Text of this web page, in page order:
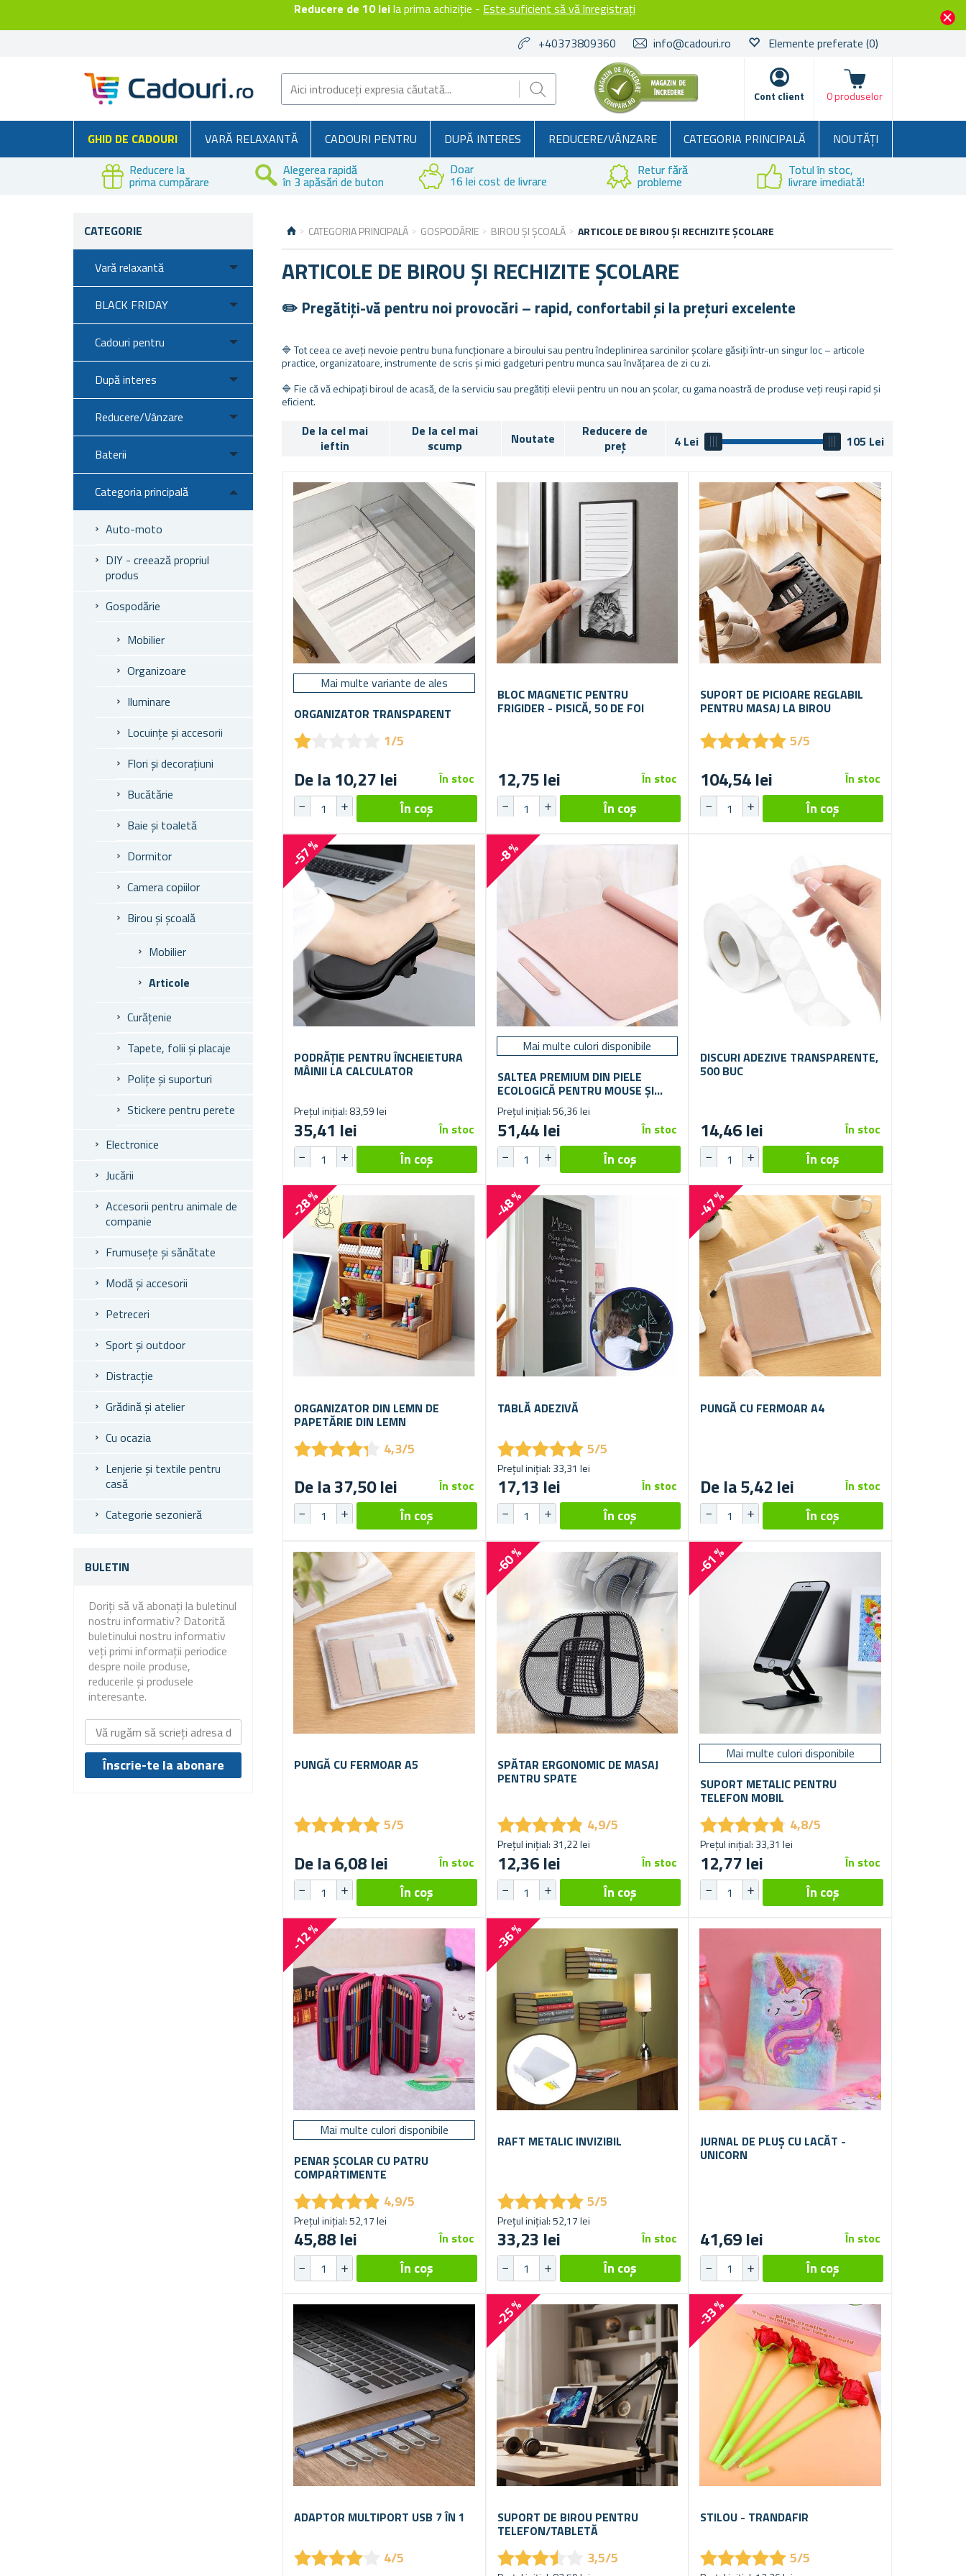
Reducere de 10 leila prima achiziție - Este suficient să vă înregistrați
+40373809360
info@cadouri.ro Elemente preferate (0)
Cont client
Coșul
0 produselor
GHID DE CADOURI VARĂ RELAXANTĂ CADOURI PENTRU DUPĂ INTERES REDUCERE/VÂNZARE CATEGORIA PRINCIPALĂ
NOUTĂȚI
Reducere la
prima cumpărare
Alegerea rapidă
în 3 apăsări de buton
Doar
16 lei cost de livrare
Retur fără
probleme
Totul în stoc,
livrare imediată!
CATEGORIE
Vară relaxantă
BLACK FRIDAY
Cadouri pentru
După interes
Reducere/Vânzare
Baterii
Categoria principală
Auto-moto
DIY - creează propriul
produs
Gospodărie
Mobilier
Organizoare
Iluminare
Locuințe și accesorii
Flori și decorațiuni
Bucătărie
Baie și toaletă
Dormitor
Camera copiilor
Birou și școală
Mobilier
Articole
Curățenie
Tapete, folii și placaje
Polițe și suporturi
Stickere pentru perete
Electronice
Jucării
Accesorii pentru animale de
companie
Frumusețe și sănătate
Modă și accesorii
Petreceri
Sport și outdoor
Distracție
Grădină și atelier
Cu ocazia
Lenjerie și textile pentru
casă
Categorie sezonieră
BULETIN
Doriți să vă abonați la buletinul
nostru informativ? Datorită
buletinului nostru informativ
veți primi informații periodice
despre noile produse,
reducerile și produsele
interesante.
CATEGORIA PRINCIPALĂ GOSPODĂRIE BIROU ȘI ȘCOALĂ ARTICOLE DE BIROU ȘI RECHIZITE ȘCOLARE
ARTICOLE DE BIROU ȘI RECHIZITE ȘCOLARE
✏️ Pregătiți-vă pentru noi provocări – rapid, confortabil și la prețuri excelente
🔷 Tot ceea ce aveți nevoie pentru buna funcționare a biroului sau pentru îndeplinirea sarcinilor școlare găsiți într-un singur loc – articole
practice, organizatoare, instrumente de scris și mici gadgeturi pentru munca sau învățarea de zi cu zi.
🔷 Fie că vă echipați biroul de acasă, de la serviciu sau pregătiți elevii pentru un nou an școlar, cu gama noastră de produse veți reuși rapid și
eficient.
De la cel mai
ieftin
De la cel mai
scump
Noutate
Reducere de
preț
4 Lei 105 Lei
Mai multe variante de ales
ORGANIZATOR TRANSPARENT
★
★ 1/5
De la 10,27 lei În stoc
BLOC MAGNETIC PENTRU
FRIGIDER - PISICĂ, 50 DE FOI
12,75 lei În stoc
SUPORT DE PICIOARE REGLABIL
PENTRU MASAJ LA BIROU
★★★★★
★★★★★5/5
104,54 lei În stoc
-57 %
PODRĂȚIE PENTRU ÎNCHEIETURA
MÂINII LA CALCULATOR
Prețul inițial: 83,59 lei
35,41 lei În stoc
-8 %
Mai multe culori disponibile
SALTEA PREMIUM DIN PIELE
ECOLOGICĂ PENTRU MOUSE ȘI
TASTATURĂ 80X40 CM
Prețul inițial: 56,36 lei
51,44 lei În stoc
DISCURI ADEZIVE TRANSPARENTE,
500 BUC
14,46 lei În stoc
-28 %
ORGANIZATOR DIN LEMN DE
PAPETĂRIE DIN LEMN
★★★★★
★★★★★ 4,3/5
De la 37,50 lei În stoc
-48 %
TABLĂ ADEZIVĂ
★★★★★
★★★★★5/5
Prețul inițial: 33,31 lei
17,13 lei În stoc
-47 %
PUNGĂ CU FERMOAR A4
De la 5,42 lei În stoc
PUNGĂ CU FERMOAR A5
★★★★★
★★★★★5/5
De la 6,08 lei În stoc
-60 %
SPĂTAR ERGONOMIC DE MASAJ
PENTRU SPATE
★★★★★
★★★★★ 4,9/5
Prețul inițial: 31,22 lei
12,36 lei În stoc
-61 %
Mai multe culori disponibile
SUPORT METALIC PENTRU
TELEFON MOBIL
★★★★★
★★★★★ 4,8/5
Prețul inițial: 33,31 lei
12,77 lei În stoc
-12 %
Mai multe culori disponibile
PENAR ȘCOLAR CU PATRU
COMPARTIMENTE
★★★★★
★★★★★ 4,9/5
Prețul inițial: 52,17 lei
45,88 lei În stoc
-36 %
RAFT METALIC INVIZIBIL
★★★★★
★★★★★5/5
Prețul inițial: 52,17 lei
33,23 lei În stoc
JURNAL DE PLUȘ CU LACĂT -
UNICORN
41,69 lei În stoc
ADAPTOR MULTIPORT USB 7 ÎN 1
★★★★
★★★★ 4/5
-25 %
SUPORT DE BIROU PENTRU
TELEFON/TABLETĂ
★★★★
★★★★ 3,5/5
-33 %
STILOU - TRANDAFIR
★★★★★
★★★★★5/5